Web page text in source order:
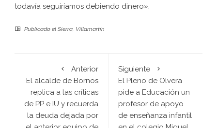
todavía seguiríamos debiendo dinero».
Publicado el Sierra, Villamartín
Anterior
El alcalde de Bornos
replica a las críticas
de PP e IU y recuerda
la deuda dejada por
Siguiente
El Pleno de Olvera
pide a Educación un
profesor de apoyo
de enseñanza infantil